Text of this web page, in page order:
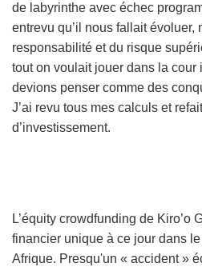
de labyrinthe avec échec
entrevu qu’il nous fallait évoluer,
responsabilité et du risque
tout on voulait jouer dans la cour
devions penser comme des
J’ai revu tous mes calculs et
d’investissement.
L’équity crowdfunding de Kiro’o
financier unique à ce jour dans
Afrique. Presqu'un « accident »